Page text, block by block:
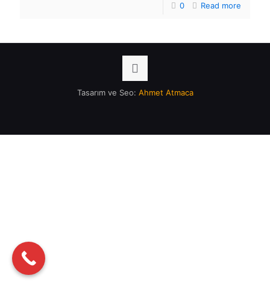
0 Read more
Tasarım ve Seo: Ahmet Atmaca